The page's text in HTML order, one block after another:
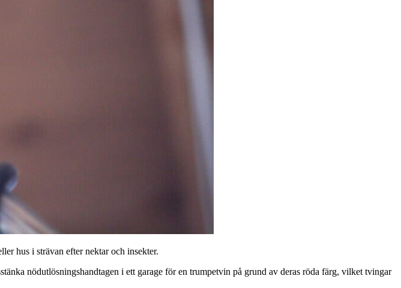
hus i strävan efter nektar och insekter.
nödutlösningshandtagen i ett garage för en trumpetvin på grund av deras röda färg, vilket tvingar